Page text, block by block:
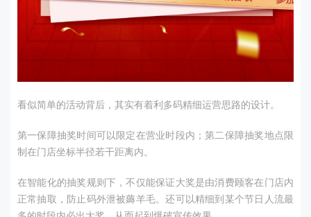
看似简单的活动背后，其实有着利多码精细运营思路的设计。
第一保障抽奖时间可以限定在营业时段内；第二保障抽奖地点限
制在门店坐标半径若干距离内。
在智能化的抽奖规则下，不仅能保证大奖是由消费顾客在门店内
正常抽取，防止码外泄被薅羊毛。还可以精细到某个节日人流最